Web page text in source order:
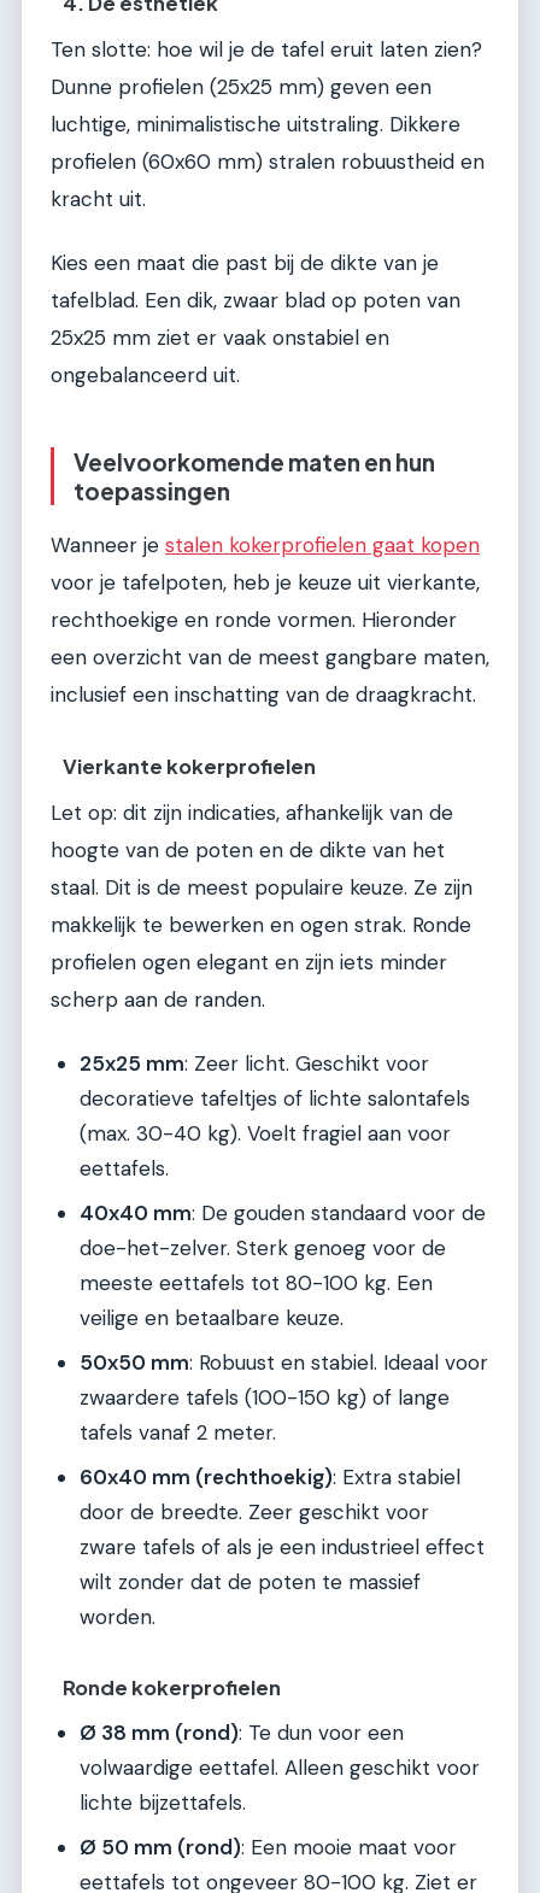
Ten slotte: hoe wil je de tafel eruit laten zien?
Dunne profielen (25x25 mm) geven een
luchtige, minimalistische uitstraling. Dikkere
profielen (60x60 mm) stralen robuustheid en
kracht uit.
Kies een maat die past bij de dikte van je
tafelblad. Een dik, zwaar blad op poten van
25x25 mm ziet er vaak onstabiel en
ongebalanceerd uit.
Veelvoorkomende maten en hun
toepassingen
Wanneer je stalen kokerprofielen gaat kopen
voor je tafelpoten, heb je keuze uit vierkante,
rechthoekige en ronde vormen. Hieronder
een overzicht van de meest gangbare maten,
inclusief een inschatting van de draagkracht.
Vierkante kokerprofielen
Let op: dit zijn indicaties, afhankelijk van de
hoogte van de poten en de dikte van het
staal. Dit is de meest populaire keuze. Ze zijn
makkelijk te bewerken en ogen strak. Ronde
profielen ogen elegant en zijn iets minder
scherp aan de randen.
25x25 mm: Zeer licht. Geschikt voor
decoratieve tafeltjes of lichte salontafels
(max. 30-40 kg). Voelt fragiel aan voor
eettafels.
40x40 mm: De gouden standaard voor de
doe-het-zelver. Sterk genoeg voor de
meeste eettafels tot 80-100 kg. Een
veilige en betaalbare keuze.
50x50 mm: Robuust en stabiel. Ideaal voor
zwaardere tafels (100-150 kg) of lange
tafels vanaf 2 meter.
60x40 mm (rechthoekig): Extra stabiel
door de breedte. Zeer geschikt voor
zware tafels of als je een industrieel effect
wilt zonder dat de poten te massief
worden.
Ronde kokerprofielen
Ø 38 mm (rond): Te dun voor een
volwaardige eettafel. Alleen geschikt voor
lichte bijzettafels.
Ø 50 mm (rond): Een mooie maat voor
eettafels tot ongeveer 80-100 kg. Ziet er